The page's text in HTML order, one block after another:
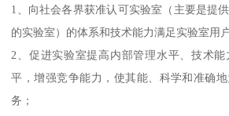
1、向社会各界获准认可实验室（主要是提
的实验室）的体系和技术能力满足实验室用
2、促进实验室提高内部管理水平、技术
平，增强竞争能力，使其能、科学和准确
务；